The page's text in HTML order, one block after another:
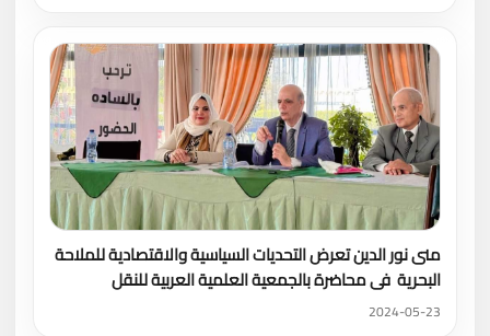
منى نور الدين تعرض التحديات السياسية والاقتصادية للملاحة
البحرية فى محاضرة بالجمعية العلمية العربية للنقل
2024-05-23